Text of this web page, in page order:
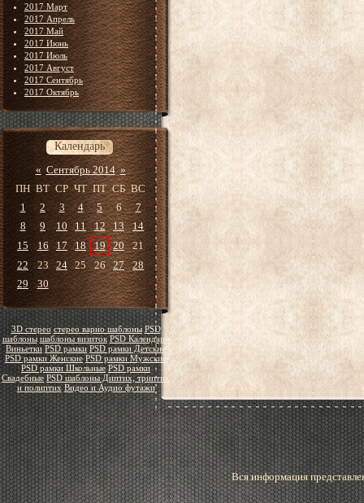
2017 Март
2017 Апрель
2017 Май
2017 Июнь
2017 Июль
2017 Август
2017 Сентябрь
2017 Октябрь
Календарь
« Сентябрь 2014 »
ПН ВТ СР ЧТ ПТ СБ ВС
1
2 3 4 5 6
7
8
9 10 11 12 13
14
15
16 17 18 19 20
21
22
23 24 25 26 27
28
29
30
3D стерео стерео варио шаблоны PSD
шаблоны шаблоны визиток PSD Календари
Виньетки PSD рамки PSD рамки Детские
PSD рамки Женские PSD рамки Мужские
PSD рамки Школьные PSD рамки
Свадебные PSD шаблоны Диптих, триптих
и полиптих Видео и Аудио футажи
Вся информация